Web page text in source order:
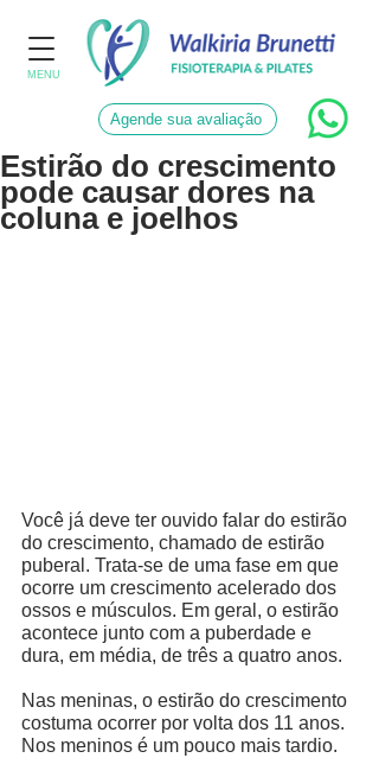
MENU
Agende sua avaliação
Estirão do crescimento
pode causar dores na
coluna e joelhos
Você já deve ter ouvido falar do estirão
do crescimento, chamado de estirão
puberal. Trata-se de uma fase em que
ocorre um crescimento acelerado dos
ossos e músculos. Em geral, o estirão
acontece junto com a puberdade e
dura, em média, de três a quatro anos.
Nas meninas, o estirão do crescimento
costuma ocorrer por volta dos 11 anos.
Nos meninos é um pouco mais tardio.